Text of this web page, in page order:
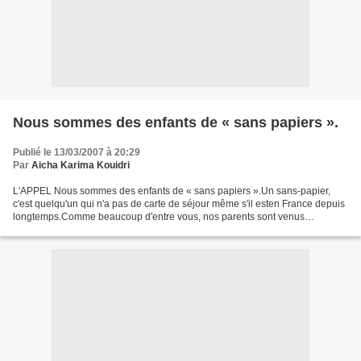
Nous sommes des enfants de « sans papiers ».
Publié le 13/03/2007 à 20:29
Par Aicha Karima Kouidri
L'APPEL Nous sommes des enfants de « sans papiers ».Un sans-papier,
c'est quelqu'un qui n'a pas de carte de séjour même s'il esten France depuis
longtemps.Comme beaucoup d'entre vous, nos parents sont venus